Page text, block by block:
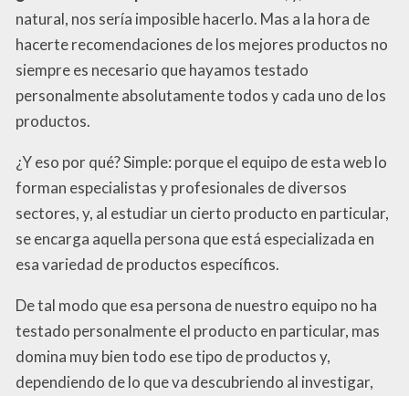
natural, nos sería imposible hacerlo. Mas a la hora de
hacerte recomendaciones de los mejores productos no
siempre es necesario que hayamos testado
personalmente absolutamente todos y cada uno de los
productos.
¿Y eso por qué? Simple: porque el equipo de esta web lo
forman especialistas y profesionales de diversos
sectores, y, al estudiar un cierto producto en particular,
se encarga aquella persona que está especializada en
esa variedad de productos específicos.
De tal modo que esa persona de nuestro equipo no ha
testado personalmente el producto en particular, mas
domina muy bien todo ese tipo de productos y,
dependiendo de lo que va descubriendo al investigar,